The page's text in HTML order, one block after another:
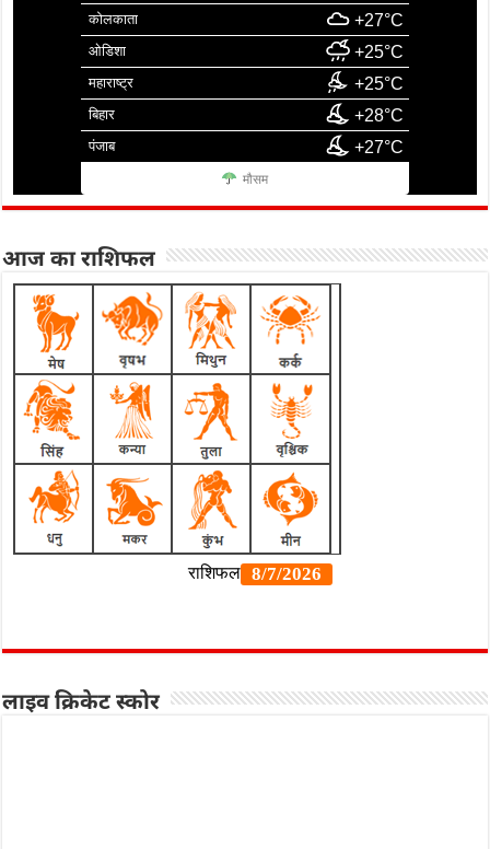
कोलकाता +27°C
ओडिशा +25°C
महाराष्ट्र +25°C
बिहार +28°C
पंजाब +27°C
मौसम
आज का राशिफल
लाइव क्रिकेट स्कोर